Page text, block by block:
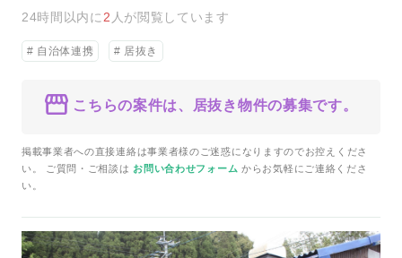
24時間以内に 2 人が閲覧しています
自治体連携 居抜き
こちらの案件は、居抜き物件の募集です。
掲載事業者への直接連絡は事業者様のご迷惑になりますのでお控えくださ
い。 ご質問・ご相談は お問い合わせフォーム からお気軽にご連絡くださ
い。